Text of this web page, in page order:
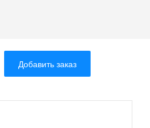
Добавить заказ